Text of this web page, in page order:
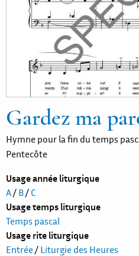
Gardez ma
Hymne pour la fin du temps
Pentecôte
Usage année liturgique
A/ B/ C
Usage temps liturgique
Temps pascal
Usage rite liturgique
Entrée/ Liturgie des Heures